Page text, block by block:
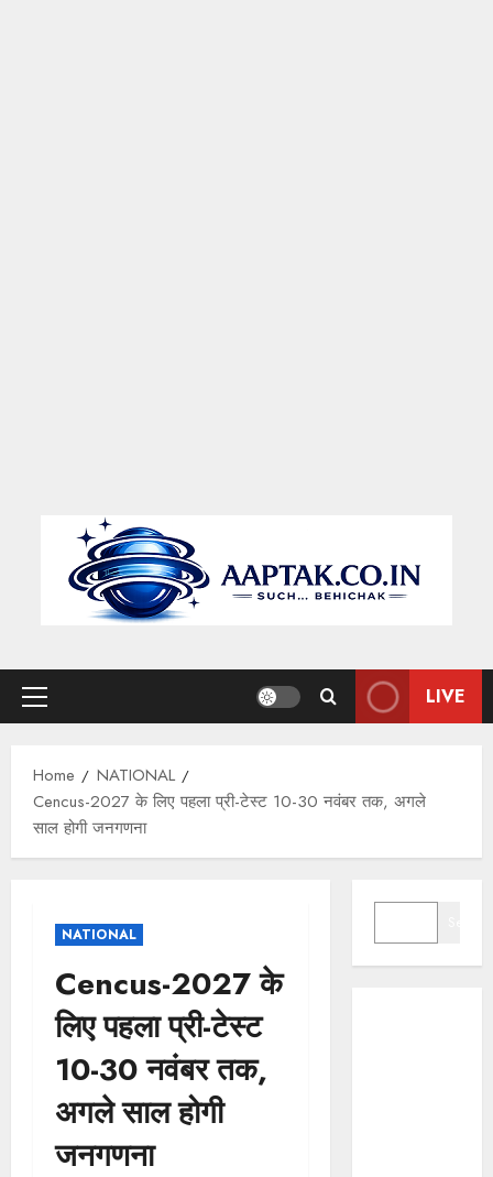
Primary
LIVE
Home
NATIONAL
Cencus-2027 के लिए पहला प्री-टेस्ट 10-30 नवंबर तक, अगले
साल होगी जनगणना
NATIONAL
Cencus-2027 के
लिए पहला प्री-टेस्ट
10-30 नवंबर तक,
अगले साल होगी
जनगणना